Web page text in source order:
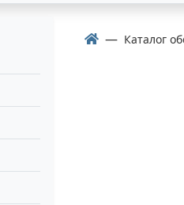
Каталог